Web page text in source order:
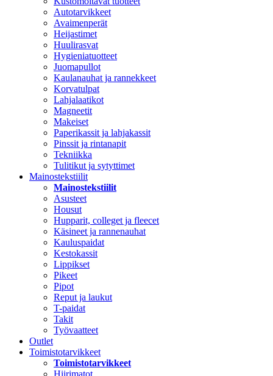
Autotarvikkeet
Avaimenperät
Heijastimet
Huulirasvat
Hygieniatuotteet
Juomapullot
Kaulanauhat ja rannekkeet
Korvatulpat
Lahjalaatikot
Magneetit
Makeiset
Paperikassit ja lahjakassit
Pinssit ja rintanapit
Tekniikka
Tulitikut ja sytyttimet
Mainostekstiilit
Mainostekstiilit
Asusteet
Housut
Hupparit, colleget ja fleecet
Käsineet ja rannenauhat
Kauluspaidat
Kestokassit
Lippikset
Pikeet
Pipot
Reput ja laukut
T-paidat
Takit
Työvaatteet
Outlet
Toimistotarvikkeet
Toimistotarvikkeet
Hiirimatot